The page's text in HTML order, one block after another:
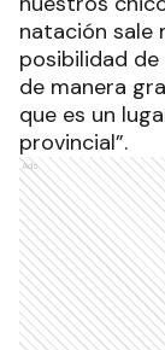
natación sale
posibilidad de
de manera
que es un
provincial”.
Ads